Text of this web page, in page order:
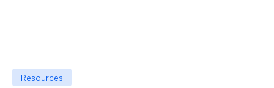
Resources